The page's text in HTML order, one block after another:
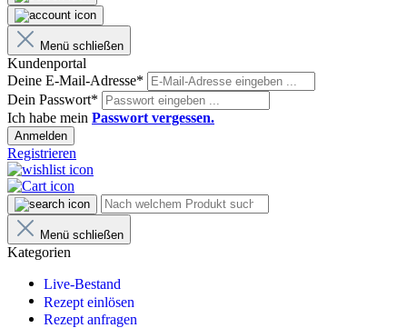
Menü schließen
Kundenportal
Deine E-Mail-Adresse*
Dein Passwort*
Ich habe mein Passwort vergessen.
Anmelden
Registrieren
Menü schließen
Kategorien
Live-Bestand
Rezept einlösen
Rezept anfragen